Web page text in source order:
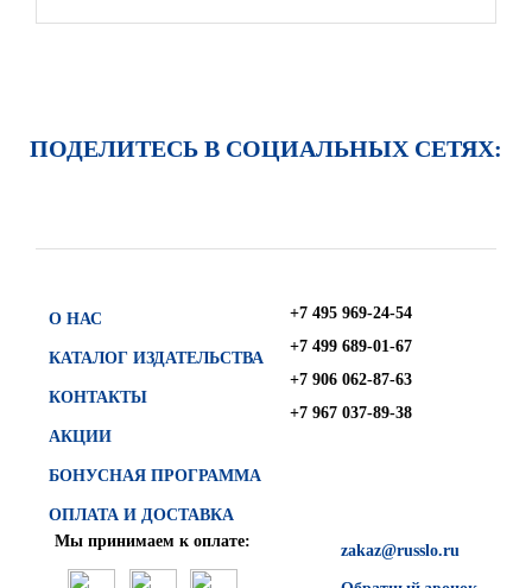
ПОДЕЛИТЕСЬ В СОЦИАЛЬНЫХ СЕТЯХ:
О НАС
КАТАЛОГ ИЗДАТЕЛЬСТВА
КОНТАКТЫ
АКЦИИ
БОНУСНАЯ ПРОГРАММА
ОПЛАТА И ДОСТАВКА
+7 495 969-24-54
+7 499 689-01-67
+7 906 062-87-63
+7 967 037-89-38
zakaz@russlo.ru
Мы принимаем к оплате: